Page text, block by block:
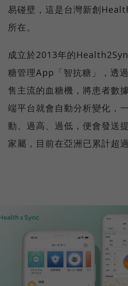
易碰壁，這是台灣新創
所在。
成立於2013年的
糖管理App「智抗糖」，透
售主流的血糖機，將患者數
端平台就會自動分析變化，
動、過高、過低，便會發送
家屬，目前在亞洲已累計超